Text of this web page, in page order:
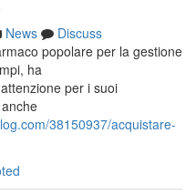
News
Discuss
popolare per la gestione
ha
per i suoi
38150937/acquistare-